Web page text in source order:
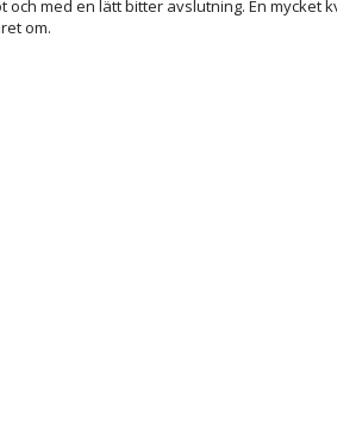
och med en lätt bitter avslutning. En mycket
om.